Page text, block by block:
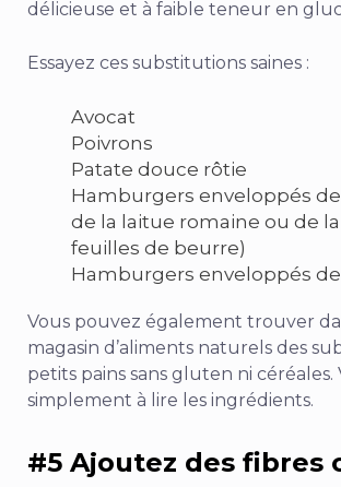
délicieuse et à faible teneur en
Essayez ces substitutions saines :
Avocat
Poivrons
Patate douce rôtie
Hamburgers enveloppés
de la laitue romaine ou de
feuilles de beurre)
Hamburgers enveloppés
Vous pouvez également trouver
magasin d’aliments naturels des
petits pains sans gluten ni céréales.
simplement à lire les ingrédients.
#5 Ajoutez des fibres